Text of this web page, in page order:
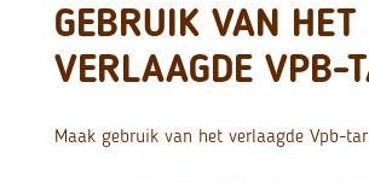
GEBRUIK VAN HET
VERLAAGDE VPB-
Maak gebruik van het verlaagde Vpb-